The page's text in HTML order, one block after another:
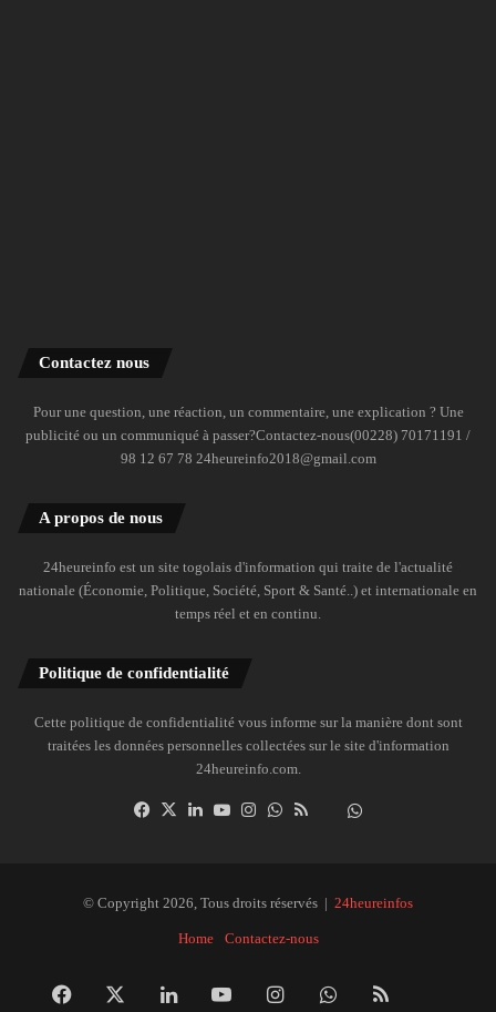
Contactez nous
Pour une question, une réaction, un commentaire, une explication ? Une
publicité ou un communiqué à passer?Contactez-nous(00228) 70171191 /
98 12 67 78 24heureinfo2018@gmail.com
A propos de nous
24heureinfo est un site togolais d'information qui traite de l'actualité
nationale (Économie, Politique, Société, Sport & Santé..) et internationale en
temps réel et en continu.
Politique de confidentialité
Cette politique de confidentialité vous informe sur la manière dont sont
traitées les données personnelles collectées sur le site d'information
24heureinfo.com.
Facebook
X LinkedinYouTubeInstagramWhatsAppDailymotion
© Copyright 2026, Tous droits réservés | 24heureinfos
Home Contactez-nous
Facebook LinkedinYouTubeInstagramWhatsApp
RSS